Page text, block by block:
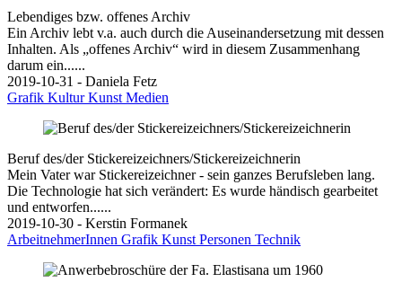
Lebendiges bzw. offenes Archiv
Ein Archiv lebt v.a. auch durch die Auseinandersetzung mit dessen
Inhalten. Als „offenes Archiv“ wird in diesem Zusammenhang
darum ein......
2019-10-31 - Daniela Fetz
Grafik KulturKunst Medien
Beruf des/der Stickereizeichners/Stickereizeichnerin
Mein Vater war Stickereizeichner - sein ganzes Berufsleben lang.
Die Technologie hat sich verändert: Es wurde händisch gearbeitet
und entworfen......
2019-10-30 - Kerstin Formanek
ArbeitnehmerInnen Grafik Kunst Personen Technik